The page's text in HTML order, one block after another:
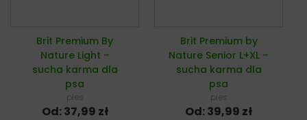
Brit Premium By
Nature Light –
sucha karma dla
psa
pies
Od:37,99 zł
Brit Premium by
Nature Senior L+XL –
sucha karma dla
psa
pies
Od:39,99 zł